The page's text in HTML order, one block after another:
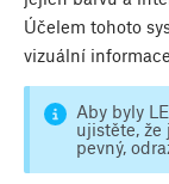
Účelem tohoto
vizuální
Aby byly
ujistěte, že
pevný,